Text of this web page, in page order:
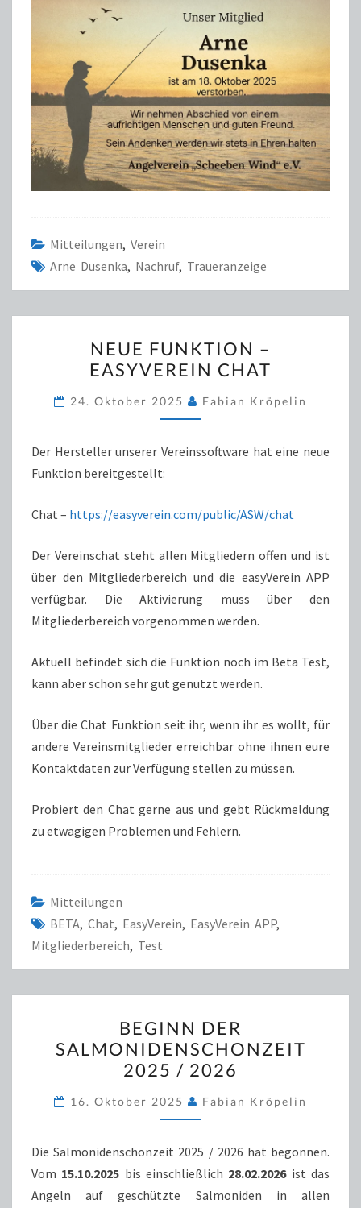
Mitteilungen, Verein
Arne Dusenka, Nachruf, Traueranzeige
FUNKTION
–
EASYVEREIN
CHAT
NEUE FUNKTION –
EASYVEREIN CHAT
24. Oktober 2025 Fabian Kröpelin
Der Hersteller unserer Vereinssoftware hat eine neue
Funktion bereitgestellt:
Chat – https://easyverein.com/public/ASW/chat
Der Vereinschat steht allen Mitgliedern offen und ist
über den Mitgliederbereich und die easyVerein APP
verfügbar. Die Aktivierung muss über den
Mitgliederbereich vorgenommen werden.
Aktuell befindet sich die Funktion noch im Beta Test,
kann aber schon sehr gut genutzt werden.
Über die Chat Funktion seit ihr, wenn ihr es wollt, für
andere Vereinsmitglieder erreichbar ohne ihnen eure
Kontaktdaten zur Verfügung stellen zu müssen.
Probiert den Chat gerne aus und gebt Rückmeldung
zu etwagigen Problemen und Fehlern.
Mitteilungen
BETA, Chat, EasyVerein, EasyVerein APP,
Mitgliederbereich, Test
DER
SALMONIDENSCHONZEIT
2025
/
2026
BEGINN DER
SALMONIDENSCHONZEIT
2025 / 2026
16. Oktober 2025 Fabian Kröpelin
Die Salmonidenschonzeit 2025 / 2026 hat begonnen.
Vom 15.10.2025 bis einschließlich 28.02.2026ist das
Angeln auf geschützte Salmoniden in allen